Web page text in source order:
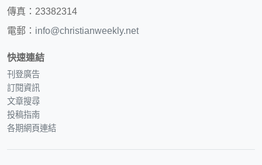
傳真：23382314
電郵： info@christianweekly.net
快速連結
刊登廣告
訂閱資訊
文章搜尋
投稿指南
各期網頁連結